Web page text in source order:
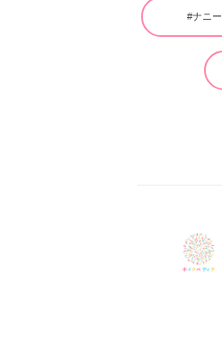
#ナニー